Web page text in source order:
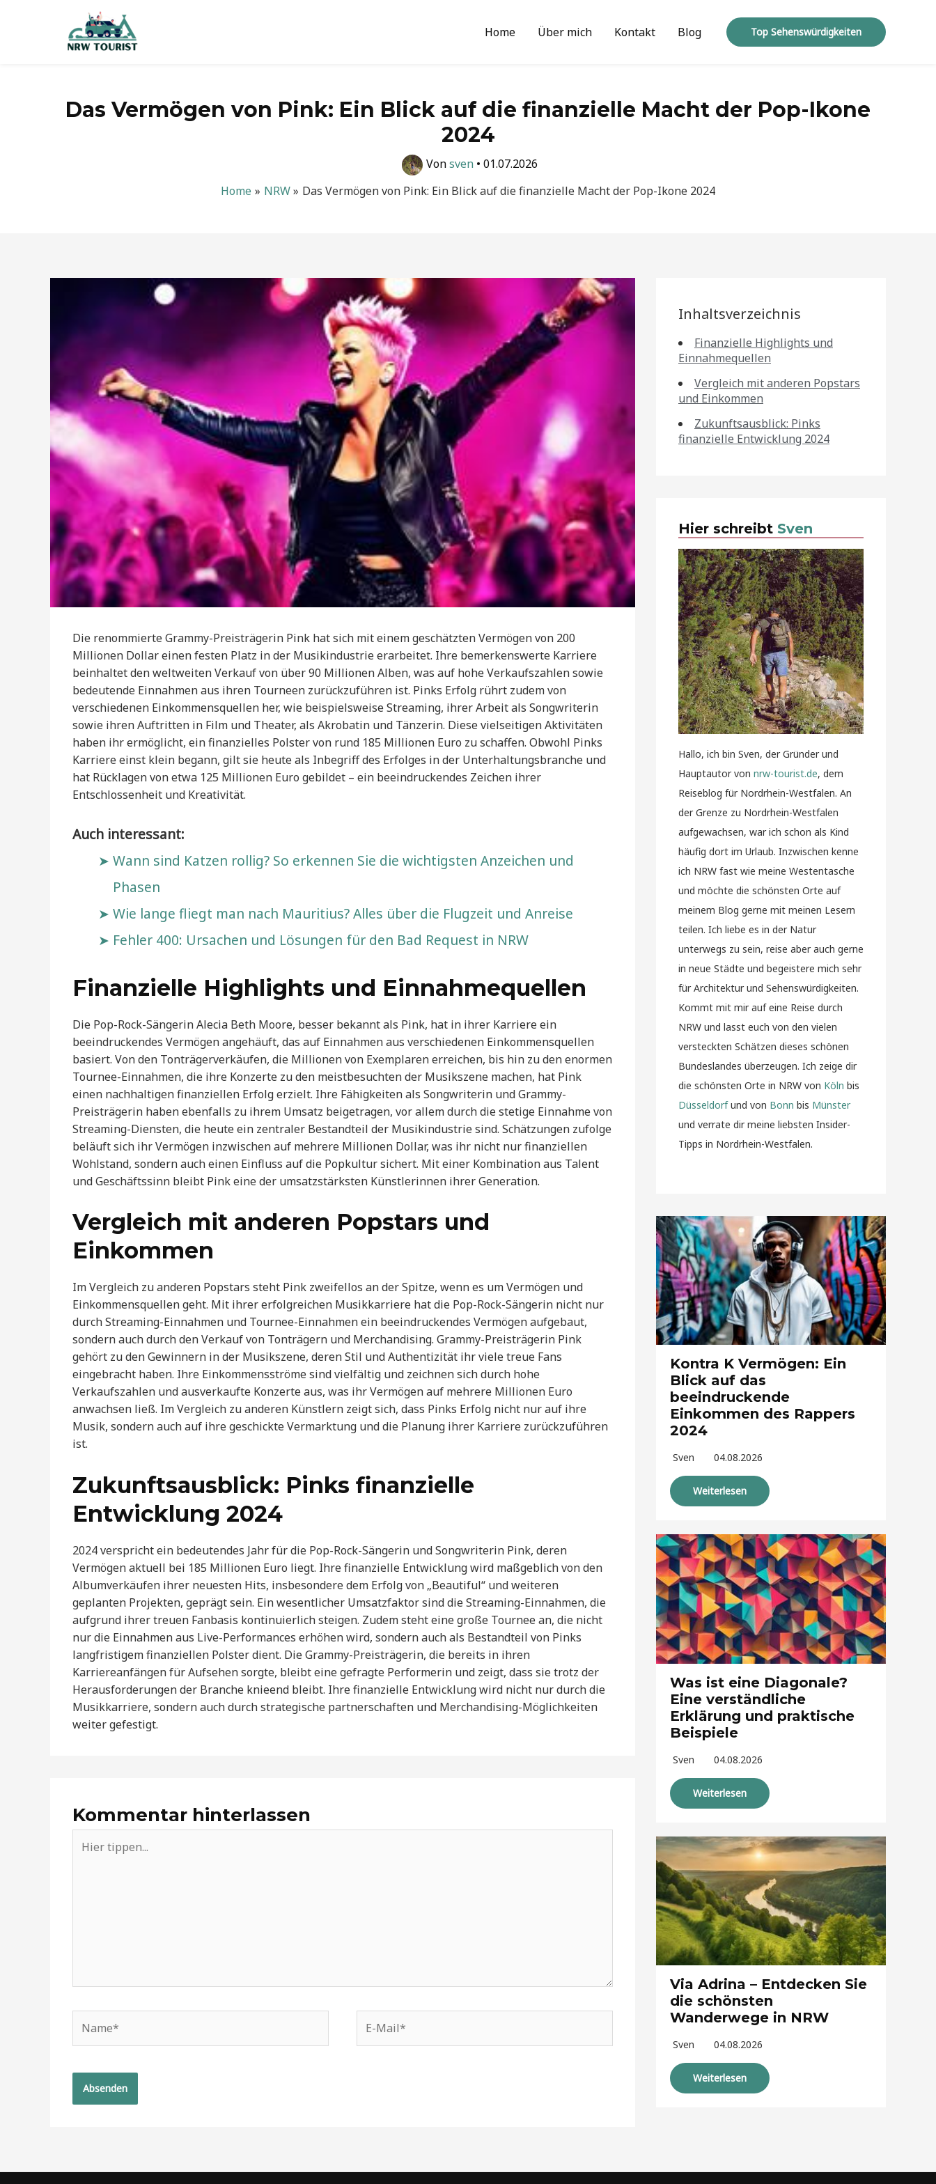
Home Über mich Kontakt Blog Top Sehenswürdigkeiten
Das Vermögen von Pink: Ein Blick auf die finanzielle Macht der Pop-Ikone
2024
Vonsven • 01.07.2026
Home
NRW Das Vermögen von Pink: Ein Blick auf die finanzielle Macht der Pop-Ikone 2024
Die renommierte Grammy-Preisträgerin Pink hat sich mit einem geschätzten Vermögen von 200
Millionen Dollar einen festen Platz in der Musikindustrie erarbeitet. Ihre bemerkenswerte Karriere
beinhaltet den weltweiten Verkauf von über 90 Millionen Alben, was auf hohe Verkaufszahlen sowie
bedeutende Einnahmen aus ihren Tourneen zurückzuführen ist. Pinks Erfolg rührt zudem von
verschiedenen Einkommensquellen her, wie beispielsweise Streaming, ihrer Arbeit als Songwriterin
sowie ihren Auftritten in Film und Theater, als Akrobatin und Tänzerin. Diese vielseitigen Aktivitäten
haben ihr ermöglicht, ein finanzielles Polster von rund 185 Millionen Euro zu schaffen. Obwohl Pinks
Karriere einst klein begann, gilt sie heute als Inbegriff des Erfolges in der Unterhaltungsbranche und
hat Rücklagen von etwa 125 Millionen Euro gebildet – ein beeindruckendes Zeichen ihrer
Entschlossenheit und Kreativität.
Auch interessant:
Wann sind Katzen rollig? So erkennen Sie die wichtigsten Anzeichen und
Phasen
Wie lange fliegt man nach Mauritius? Alles über die Flugzeit und Anreise
Fehler 400: Ursachen und Lösungen für den Bad Request in NRW
Finanzielle Highlights und Einnahmequellen
Die Pop-Rock-Sängerin Alecia Beth Moore, besser bekannt als Pink, hat in ihrer Karriere ein
beeindruckendes Vermögen angehäuft, das auf Einnahmen aus verschiedenen Einkommensquellen
basiert. Von den Tonträgerverkäufen, die Millionen von Exemplaren erreichen, bis hin zu den enormen
Tournee-Einnahmen, die ihre Konzerte zu den meistbesuchten der Musikszene machen, hat Pink
einen nachhaltigen finanziellen Erfolg erzielt. Ihre Fähigkeiten als Songwriterin und Grammy-
Preisträgerin haben ebenfalls zu ihrem Umsatz beigetragen, vor allem durch die stetige Einnahme von
Streaming-Diensten, die heute ein zentraler Bestandteil der Musikindustrie sind. Schätzungen zufolge
beläuft sich ihr Vermögen inzwischen auf mehrere Millionen Dollar, was ihr nicht nur finanziellen
Wohlstand, sondern auch einen Einfluss auf die Popkultur sichert. Mit einer Kombination aus Talent
und Geschäftssinn bleibt Pink eine der umsatzstärksten Künstlerinnen ihrer Generation.
Vergleich mit anderen Popstars und
Einkommen
Im Vergleich zu anderen Popstars steht Pink zweifellos an der Spitze, wenn es um Vermögen und
Einkommensquellen geht. Mit ihrer erfolgreichen Musikkarriere hat die Pop-Rock-Sängerin nicht nur
durch Streaming-Einnahmen und Tournee-Einnahmen ein beeindruckendes Vermögen aufgebaut,
sondern auch durch den Verkauf von Tonträgern und Merchandising. Grammy-Preisträgerin Pink
gehört zu den Gewinnern in der Musikszene, deren Stil und Authentizität ihr viele treue Fans
eingebracht haben. Ihre Einkommensströme sind vielfältig und zeichnen sich durch hohe
Verkaufszahlen und ausverkaufte Konzerte aus, was ihr Vermögen auf mehrere Millionen Euro
anwachsen ließ. Im Vergleich zu anderen Künstlern zeigt sich, dass Pinks Erfolg nicht nur auf ihre
Musik, sondern auch auf ihre geschickte Vermarktung und die Planung ihrer Karriere zurückzuführen
ist.
Zukunftsausblick: Pinks finanzielle
Entwicklung 2024
2024 verspricht ein bedeutendes Jahr für die Pop-Rock-Sängerin und Songwriterin Pink, deren
Vermögen aktuell bei 185 Millionen Euro liegt. Ihre finanzielle Entwicklung wird maßgeblich von den
Albumverkäufen ihrer neuesten Hits, insbesondere dem Erfolg von „Beautiful“ und weiteren
geplanten Projekten, geprägt sein. Ein wesentlicher Umsatzfaktor sind die Streaming-Einnahmen, die
aufgrund ihrer treuen Fanbasis kontinuierlich steigen. Zudem steht eine große Tournee an, die nicht
nur die Einnahmen aus Live-Performances erhöhen wird, sondern auch als Bestandteil von Pinks
langfristigem finanziellen Polster dient. Die Grammy-Preisträgerin, die bereits in ihren
Karriereanfängen für Aufsehen sorgte, bleibt eine gefragte Performerin und zeigt, dass sie trotz der
Herausforderungen der Branche knieend bleibt. Ihre finanzielle Entwicklung wird nicht nur durch die
Musikkarriere, sondern auch durch strategische partnerschaften und Merchandising-Möglichkeiten
weiter gefestigt.
Kommentar hinterlassen
tippen...
Mail*
Inhaltsverzeichnis
Finanzielle Highlights und
Einnahmequellen
Vergleich mit anderen Popstars
und Einkommen
Zukunftsausblick: Pinks
finanzielle Entwicklung 2024
Hier schreibt Sven
Hallo, ich bin Sven, der Gründer und
Hauptautor von nrw-tourist.de, dem
Reiseblog für Nordrhein-Westfalen. An
der Grenze zu Nordrhein-Westfalen
aufgewachsen, war ich schon als Kind
häufig dort im Urlaub. Inzwischen kenne
ich NRW fast wie meine Westentasche
und möchte die schönsten Orte auf
meinem Blog gerne mit meinen Lesern
teilen. Ich liebe es in der Natur
unterwegs zu sein, reise aber auch gerne
in neue Städte und begeistere mich sehr
für Architektur und Sehenswürdigkeiten.
Kommt mit mir auf eine Reise durch
NRW und lasst euch von den vielen
versteckten Schätzen dieses schönen
Bundeslandes überzeugen. Ich zeige dir
die schönsten Orte in NRW von Köln bis
Düsseldorfund von Bonn bis Münster
und verrate dir meine liebsten Insider-
Tipps in Nordrhein-Westfalen.
Kontra K Vermögen: Ein
Blick auf das
beeindruckende
Einkommen des Rappers
2024
Sven 04.08.2026
Weiterlesen
Was ist eine Diagonale?
Eine verständliche
Erklärung und praktische
Beispiele
Sven 04.08.2026
Weiterlesen
Via Adrina – Entdecken Sie
die schönsten
Wanderwege in NRW
Sven 04.08.2026
Weiterlesen